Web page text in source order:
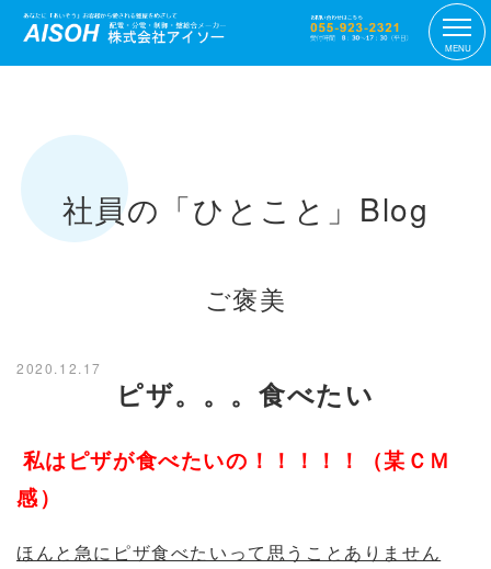
MENU
社員の「ひとこと」Blog
ご褒美
2020.12.17
ピザ。。。食べたい
私はピザが食べたいの！！！！！（某ＣＭ
感）
ほんと急にピザ食べたいって思うことありません